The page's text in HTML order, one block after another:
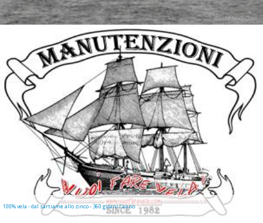
GIUDANSKY.COM
100% vela - dal sartiame allo zinco - 360 giorni l'anno